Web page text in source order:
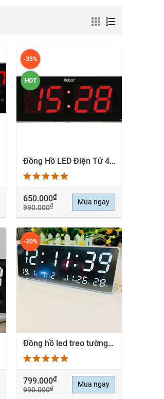
-35%
HOT
XEM NHANH Đồng Hồ LED Điện Tử 4 Số - Đủ Loại Kích Thước giá rẻ
650.000₫
990.000₫ Mua ngay
-20%
XEM NHANH Đồng hồ led treo tường 3D WX2509 - Bluetooth
799.000₫
990.000₫ Mua ngay